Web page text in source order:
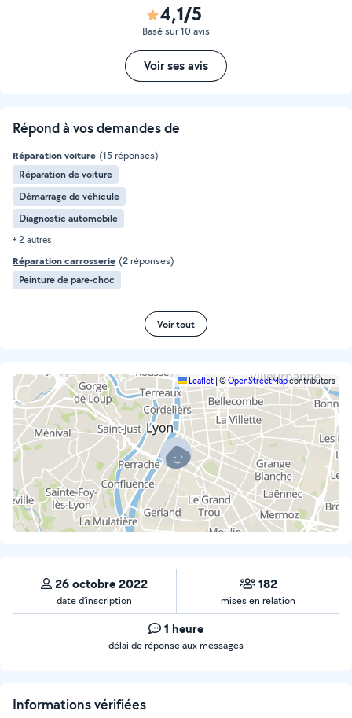
4,1/5
Basé sur 10 avis
Voir ses avis
Répond à vos demandes de
Réparation voiture (15 réponses)
Réparation de voiture
Démarrage de véhicule
Diagnostic automobile
+ 2 autres
Réparation carrosserie (2 réponses)
Peinture de pare-choc
Voir tout
Leaflet ©OpenStreetMapcontributors
26 octobre 2022
date d’inscription
182
mises en relation
1 heure
délai de réponse aux messages
Informations vérifiées